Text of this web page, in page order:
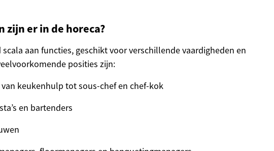
zijn er in de horeca?
aan functies, geschikt voor verschillende vaardigheden en
posities zijn:
keukenhulp tot sous-chef en chef-kok
en bartenders